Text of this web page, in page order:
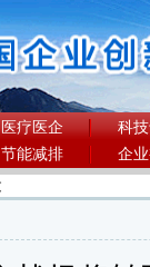
医疗医企
科
节能减排 企